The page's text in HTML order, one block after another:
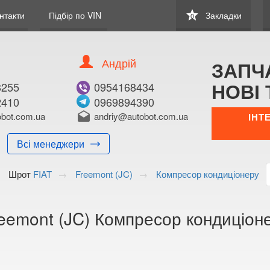
Підбір по VIN star
0 Закладки
Всі менеджери
Андрій
0954168434
0969894390
drafts andriy@autobot.com.ua
НОВІ
Шрот FIAT Freemont (JC) Компресор кондиціонеру
(JC) Компресор
В ЗАКЛАДКИ КУПИТИ
Менеджер:
+38 (050) 672-